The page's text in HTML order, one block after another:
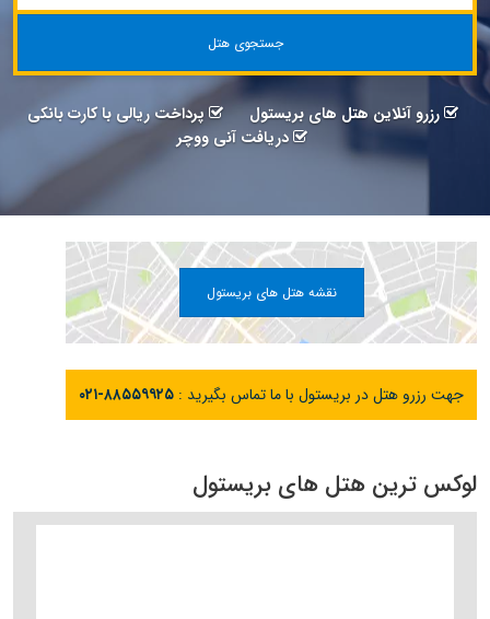
جستجوی هتل
رزرو آنلاین هتل های بریستول
پرداخت ریالی با کارت بانکی
دریافت آنی ووچر
نقشه هتل های بریستول
جهت رزرو هتل در بریستول با ما تماس بگیرید : ۰۲۱-۸۸۵۵۹۹۲۵
لوکس ترین هتل های بریستول